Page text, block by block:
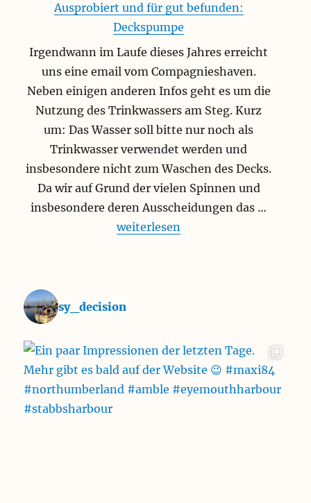
Ausprobiert und für gut befunden:
Deckspumpe
Irgendwann im Laufe dieses Jahres erreicht
uns eine email vom Compagnieshaven.
Neben einigen anderen Infos geht es um die
Nutzung des Trinkwassers am Steg. Kurz
um: Das Wasser soll bitte nur noch als
Trinkwasser verwendet werden und
insbesondere nicht zum Waschen des Decks.
Da wir auf Grund der vielen Spinnen und
insbesondere deren Ausscheidungen das …
„Ausprobiert und für gut
weiterlesen
sy_decision